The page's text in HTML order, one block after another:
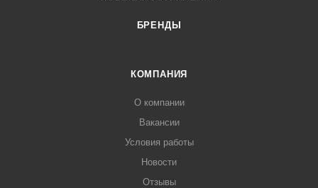
БРЕНДЫ
КОМПАНИЯ
О компании
Вакансии
Условия работы
Новости
Отзывы